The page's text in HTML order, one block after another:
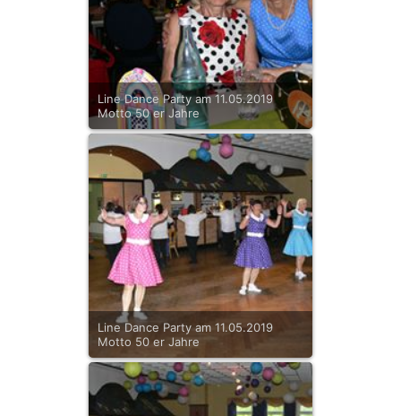
Line Dance Party am 11.05.2019
Motto 50 er Jahre
Line Dance Party am 11.05.2019
Motto 50 er Jahre